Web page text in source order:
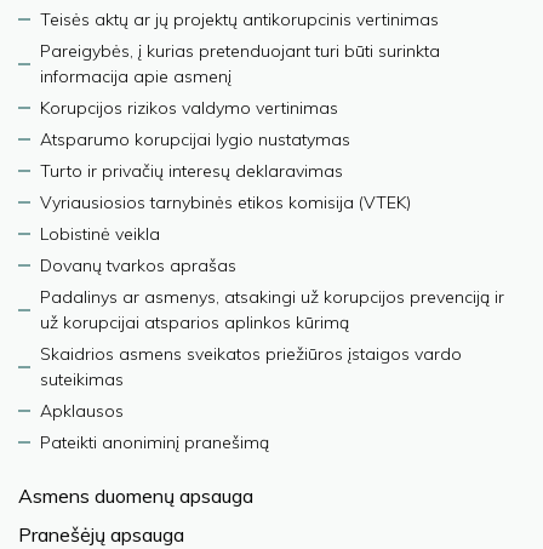
Teisės aktų ar jų projektų antikorupcinis vertinimas
Pareigybės, į kurias pretenduojant turi būti surinkta
informacija apie asmenį
Korupcijos rizikos valdymo vertinimas
Atsparumo korupcijai lygio nustatymas
Turto ir privačių interesų deklaravimas
Vyriausiosios tarnybinės etikos komisija (VTEK)
Lobistinė veikla
Dovanų tvarkos aprašas
Padalinys ar asmenys, atsakingi už korupcijos prevenciją ir
už korupcijai atsparios aplinkos kūrimą
Skaidrios asmens sveikatos priežiūros įstaigos vardo
suteikimas
Apklausos
Pateikti anoniminį pranešimą
Asmens duomenų apsauga
Pranešėjų apsauga